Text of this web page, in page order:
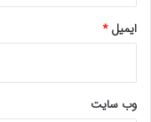
ایمیل*
وب‌ سایت